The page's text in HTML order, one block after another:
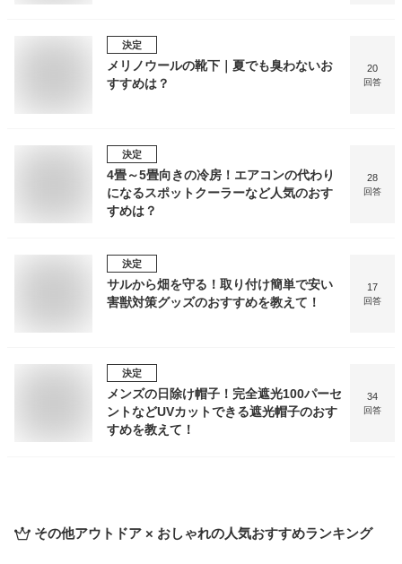
決定
メリノウールの靴下｜夏でも臭わないお
すすめは？
20
回答
決定
4畳～5畳向きの冷房！エアコンの代わり
になるスポットクーラーなど人気のおす
すめは？
28
回答
決定
サルから畑を守る！取り付け簡単で安い
害獣対策グッズのおすすめを教えて！
17
回答
決定
メンズの日除け帽子！完全遮光100パーセ
ントなどUVカットできる遮光帽子のおす
すめを教えて！
34
回答
その他アウトドア × おしゃれの人気おすすめランキング